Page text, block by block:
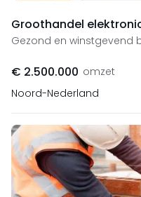
Groothandel
Gezond en winstgevend
€ 2.500.000 omzet
Noord-Nederland